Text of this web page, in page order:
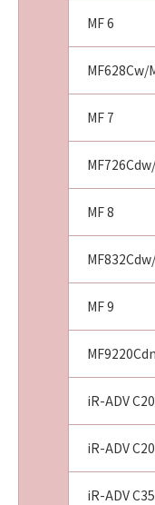
た、第三者に
せん。
お客様は、「
ン、キヤノン
イセンサーの
用すること、
判断する目的
た、第三者に
３．情報送信
お客様は、(1)
ヤノンが指定
した場合に、
報・データの
トウェア」が
ー」の名称お
ウェア」の種
はトナーの情
る情報、地域
類等の情報を
MF 6
MF628Cw/
MF 7
MF 8
MF 9
MF9220Cdn
iR-ADV
iR-ADV
iR-ADV